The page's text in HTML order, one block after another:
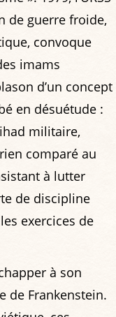
de guerre froide,
convoque
imams
d’un concept
en désuétude :
militaire,
comparé au
à lutter
de discipline
exercices de
à son
de Frankenstein.